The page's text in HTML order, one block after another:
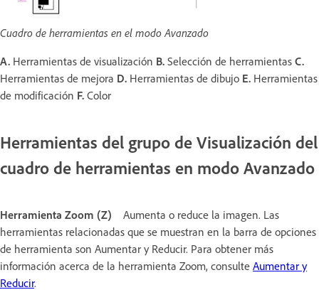
Cuadro de herramientas en el modo Avanzado
A. Herramientas de visualización B. Selección de herramientas C.
Herramientas de mejora D. Herramientas de dibujo E. Herramientas
de modificación F. Color
Herramientas del grupo de Visualización del
cuadro de herramientas en modo Avanzado
Herramienta Zoom (Z)
Aumenta o reduce la imagen. Las
herramientas relacionadas que se muestran en la barra de opciones
de herramienta son Aumentar y Reducir. Para obtener más
información acerca de la herramienta Zoom, consulte Aumentar y
Reducir.